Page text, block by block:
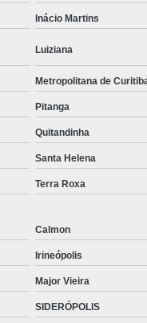
Tubos de Aço
Aço Redondo
Tubos
de Aço Carbono
Viga com Aço
Viga U de Aço
Viga U
Inácio Martins
Luiziana
Metropolitana de
Pitanga
Quitandinha
Santa Helena
Terra Roxa
Calmon
Irineópolis
Major Vieira
SIDERÓPOLIS